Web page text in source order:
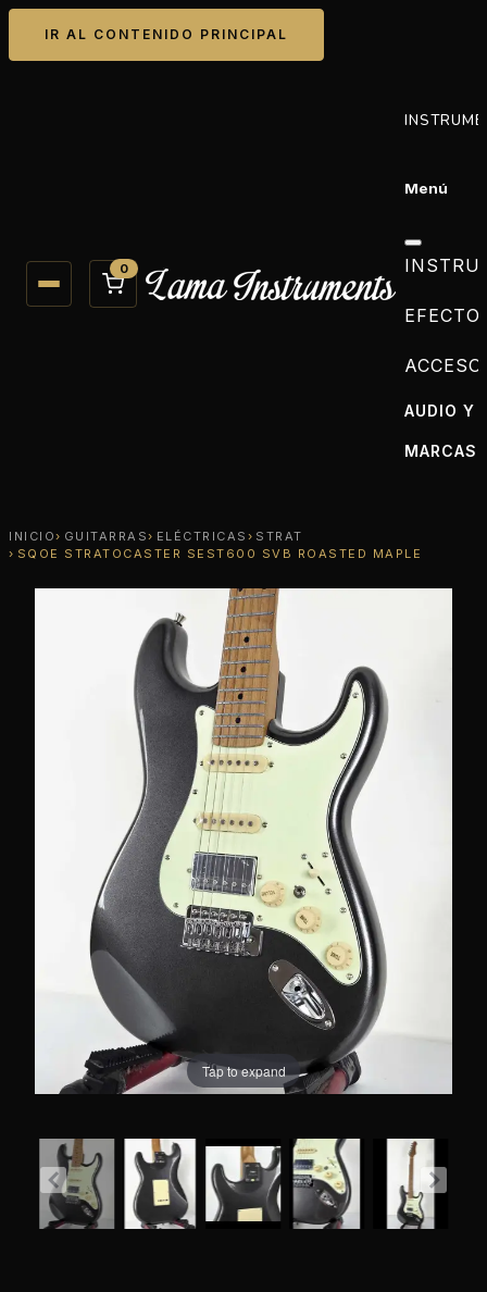
IR AL CONTENIDO PRINCIPAL
0
Menú
AUDIO Y
MARCAS
INICIO GUITARRAS ELÉCTRICAS
STRAT
SQOE STRATOCASTER SEST600 SVB ROASTED MAPLE
Tap to expand